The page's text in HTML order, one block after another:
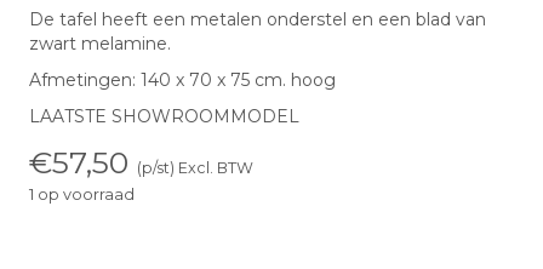
De tafel heeft een metalen onderstel en een blad van
zwart melamine.
Afmetingen: 140 x 70 x 75 cm. hoog
LAATSTE SHOWROOMMODEL
€57,50 (p/st) Excl. BTW
1 op voorraad